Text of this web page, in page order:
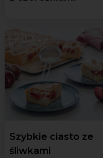
Szybkie ciasto ze
śliwkami